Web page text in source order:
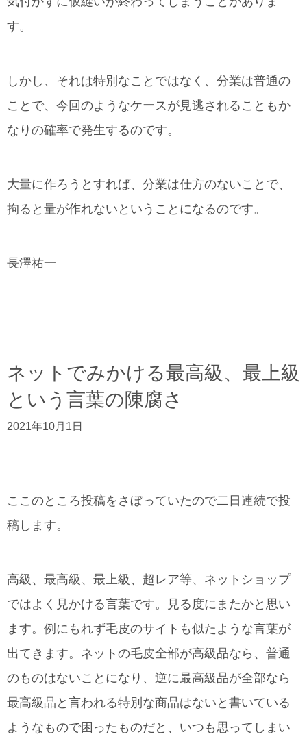
す。
しかし、それは特別なことではなく、分業は普通の
ことで、今回のようなケースが見逃されることもか
なりの確率で発生するのです。
大量に作ろうとすれば、分業は仕方のないことで、
拘ると量が作れないということになるのです。
長澤祐一
ネットでみかける最高級、最上級
という言葉の陳腐さ
2021年10月1日
ここのところ投稿をさぼっていたので二日連続で投
稿します。
高級、最高級、最上級、超レア等、ネットショップ
ではよく見かける言葉です。見る度にまたかと思い
ます。例にもれず毛皮のサイトも似たような言葉が
出てきます。ネットの毛皮全部が高級品なら、普通
のものはないことになり、逆に最高級品が全部なら
最高級品と言われる特別な商品はないと書いている
ようなもので困ったものだと、いつも思ってしまい